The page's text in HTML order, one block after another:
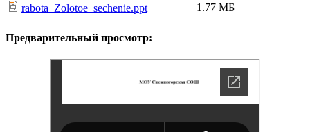
rabota_Zolotoe_sechenie.ppt
1.77 МБ
Предварительный просмотр: